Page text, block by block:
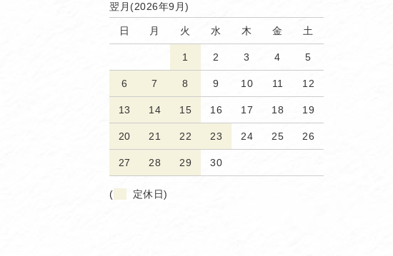
翌月(2026年9月)
日 月 火 水 木 金 土
1 2 3 4 5
6 7 8 9 10 11 12
13 14 15 16 17 18 19
20 21 22 23 24 25 26
27 28 29 30
( 定休日)